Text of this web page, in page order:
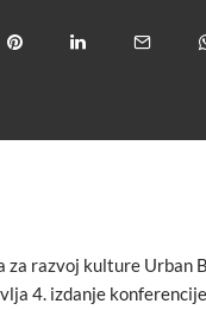
za razvoj kulture Urban
4. izdanje